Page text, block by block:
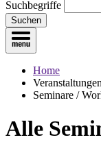
Suchbegriffe
Suchen
Home
Veranstaltungen
Seminare /
Alle